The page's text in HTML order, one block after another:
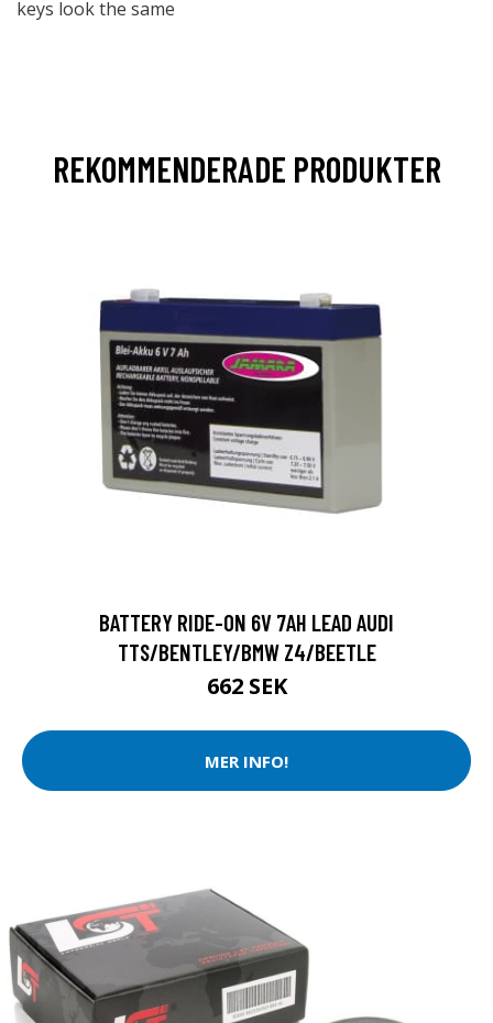
keys look the same
REKOMMENDERADE PRODUKTER
BATTERY RIDE-ON 6V 7AH LEAD AUDI
TTS/BENTLEY/BMW Z4/BEETLE
662 SEK
MER INFO!